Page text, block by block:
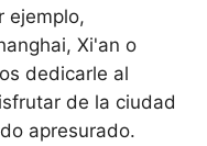
ejemplo,
Xi'an o
dedicarle al
de la ciudad
apresurado.